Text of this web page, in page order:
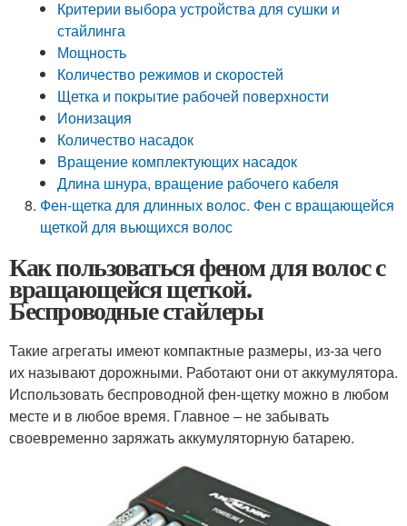
Критерии выбора устройства для сушки и
стайлинга
Мощность
Количество режимов и скоростей
Щетка и покрытие рабочей поверхности
Ионизация
Количество насадок
Вращение комплектующих насадок
Длина шнура, вращение рабочего кабеля
Фен-щетка для длинных волос. Фен с вращающейся
щеткой для вьющихся волос
Как пользоваться феном для волос с
вращающейся щеткой.
Беспроводные стайлеры
Такие агрегаты имеют компактные размеры, из-за чего
их называют дорожными. Работают они от аккумулятора.
Использовать беспроводной фен-щетку можно в любом
месте и в любое время. Главное – не забывать
своевременно заряжать аккумуляторную батарею.